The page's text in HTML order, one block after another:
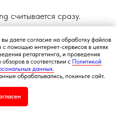
даете согласие на обработку файлов
с помощью интернет-сервисов в целях
ретаргетинга, и проведения
в соответствии с Политикой
данных.
обрабатывались, покиньте сайт.
считывается сразу.
забываются.